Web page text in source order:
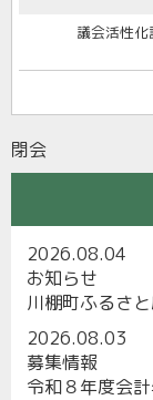
議会活性
閉会
2026.08.04
お知らせ
川棚町ふるさ
2026.08.03
募集情報
令和８年度会